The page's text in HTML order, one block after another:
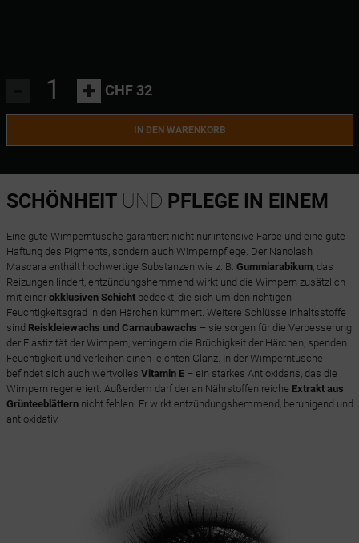
+ CHF 32
IN DEN WARENKORB
SCHÖNHEITUND PFLEGE IN EINEM
Eine gute Wimperntusche garantiert nicht nur intensive Farbe und eine gute
Haftung des Pigments, sondern auch Wimpernpflege. Der Nanolash
Mascara enthält hochwertige Substanzen wie z. B. Gummiarabikum, das
Reizungen lindert, entzündungshemmend wirkt und die Wimpern zusätzlich
mit einer okklusiven Schichtbedeckt, die sich um den richtigen
Feuchtigkeitsgrad in den Härchen kümmert. Weitere Schlüsselinhaltsstoffe
sind Reiskleiewachs und Carnaubawachs – sie sorgen für die Verbesserung
der Elastizität der Wimpern, verringern die Brüchigkeit der Härchen, spenden
Feuchtigkeit und verleihen einen leichten Glanz. In der Wimperntusche
befindet sich auch wertvolles Vitamin E– ein starkes Antioxidans, das die
Wimpern regeneriert. Außerdem darf der an Nährstoffen reiche Extrakt aus
Grünteeblätternnicht fehlen. Er wirkt entzündungshemmend, beruhigend und
antioxidativ.